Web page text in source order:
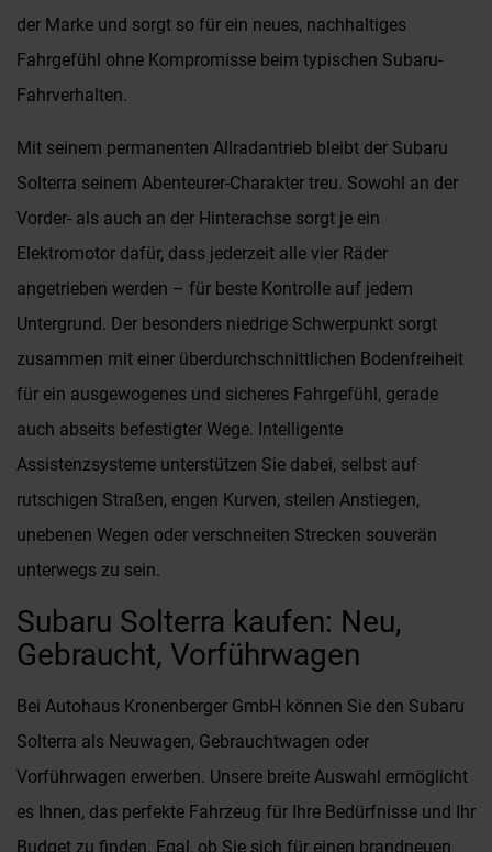
der Marke und sorgt so für ein neues, nachhaltiges
Fahrgefühl ohne Kompromisse beim typischen Subaru-
Fahrverhalten.
Mit seinem permanenten Allradantrieb bleibt der Subaru
Solterra seinem Abenteurer-Charakter treu. Sowohl an der
Vorder- als auch an der Hinterachse sorgt je ein
Elektromotor dafür, dass jederzeit alle vier Räder
angetrieben werden – für beste Kontrolle auf jedem
Untergrund. Der besonders niedrige Schwerpunkt sorgt
zusammen mit einer überdurchschnittlichen Bodenfreiheit
für ein ausgewogenes und sicheres Fahrgefühl, gerade
auch abseits befestigter Wege. Intelligente
Assistenzsysteme unterstützen Sie dabei, selbst auf
rutschigen Straßen, engen Kurven, steilen Anstiegen,
unebenen Wegen oder verschneiten Strecken souverän
unterwegs zu sein.
Subaru Solterra kaufen: Neu,
Gebraucht, Vorführwagen
Bei Autohaus Kronenberger GmbH können Sie den Subaru
Solterra als Neuwagen, Gebrauchtwagen oder
Vorführwagen erwerben. Unsere breite Auswahl ermöglicht
es Ihnen, das perfekte Fahrzeug für Ihre Bedürfnisse und Ihr
Budget zu finden. Egal, ob Sie sich für einen brandneuen